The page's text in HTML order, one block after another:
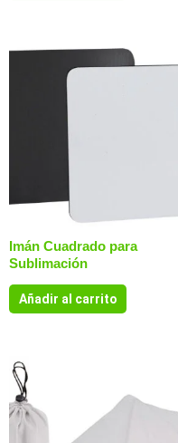
Imán Cuadrado para
Sublimación
Añadir al carrito